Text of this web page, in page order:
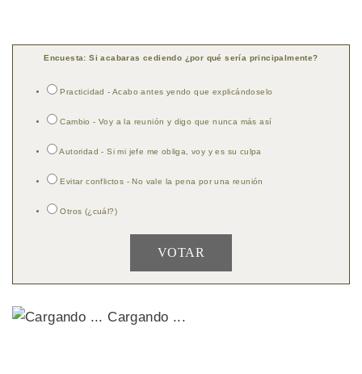
Encuesta: Si acabaras cediendo ¿por qué sería principalmente?
Practicidad - Acabo antes yendo que explicándoselo
Cambio - Voy a la reunión y digo que nunca más así
Autoridad - Si mi jefe me obliga, voy y es su culpa
Evitar conflictos - No vale la pena por una reunión
Otros (¿cuál?)
Cargando ...